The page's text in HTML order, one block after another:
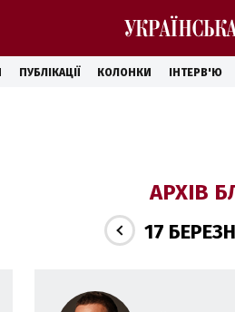
ПУБЛІКАЦІЇ КОЛОНКИ ІНТЕРВ'Ю
АРХІВ
17